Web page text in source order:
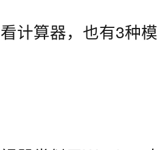
计算器，也有3种